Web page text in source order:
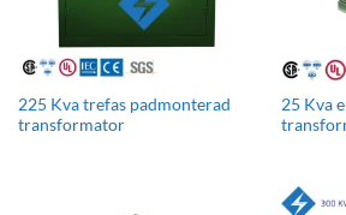
225 Kva trefas padmonterad
transformator
25 Kva